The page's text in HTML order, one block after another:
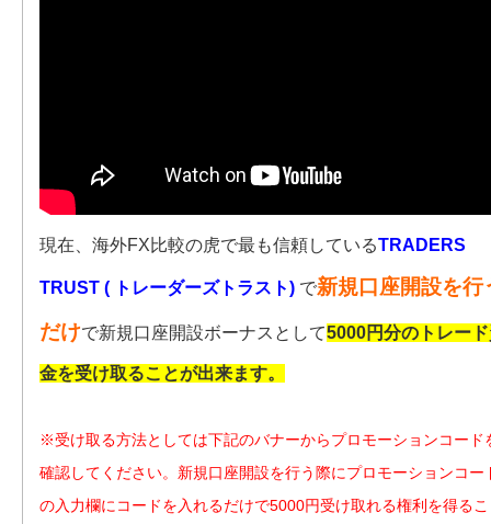
現在、海外FX比較の虎で最も信頼しているTRADERS
TRUST ( トレーダーズトラスト) で新規口座開設を行
だけで新規口座開設ボーナスとして5000円分のトレー
金を受け取ることが出来ます。
※受け取る方法としては下記のバナーからプロモーションコード
確認してください。新規口座開設を行う際にプロモーションコー
の入力欄にコードを入れるだけで5000円受け取れる権利を得る